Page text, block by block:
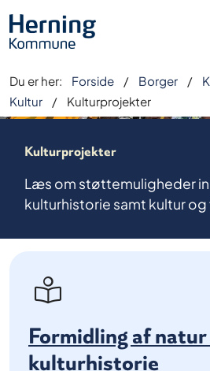
Du er her: Forside Borger
Kultur
Kulturprojekter
Kulturprojekter
Læs om støttemuligheder
kulturhistorie samt kultur
Formidling af
kulturhistorie